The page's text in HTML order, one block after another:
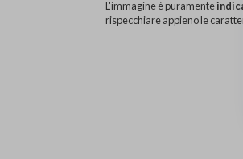
L'immagine è puramente
rispecchiare appieno le